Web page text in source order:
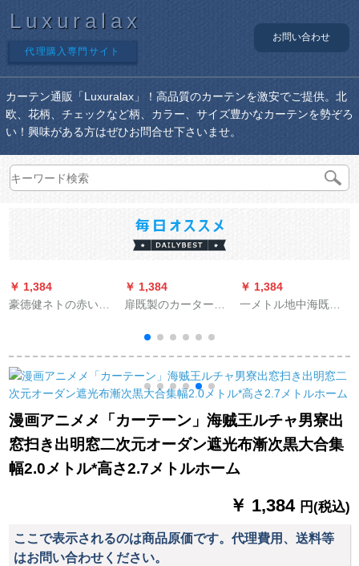
Luxuralax
代理購入専門サイト
お問い合わせ
カーテン通販「Luxuralax」！高品質のカーテンを激安でご提供。北
欧、花柄、チェックなど柄、カラー、サイズ豊かなカーテンを勢ぞろ
い！興味がある方はぜひお問合せ下さいませ。
￥ 1,384
豪德健ネトの赤い星
完全な遮光布の寝室
の窓の2段の震音と同
席テープのカーリン
グのチルトの青い布
沙の一体は幅の1.3メ
トル*高さの1.8メトル
を连结します。
￥ 1,384
扉既製のカーターテ
リビル寝室書斎半遮
光布の短いカーター
ターテンハーフカー
ンハーフカーリング
￥ 1,384
一メトル地中海既製
耳語海岸3号の色布カ
ーターテーク
漫画アニメメ「カーテーン」海贼王ルチャ男寮出
窓扫き出明窓二次元オーダン遮光布漸次黒大合集
幅2.0メトル*高さ2.7メトルホーム
￥ 1,384 円(税込)
ここで表示されるのは商品原価です。代理費用、送料等
はお問い合わせください。